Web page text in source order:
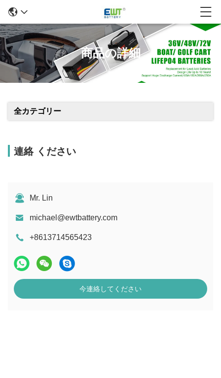
商品の詳細
全カテゴリー
連絡 ください
Mr. Lin
michael@ewtbattery.com
+8613714565423
今連絡してください